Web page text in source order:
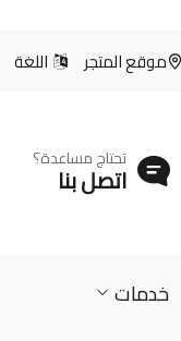
موقع المتجر اللغة
تحتاج مساعدة؟
اتصل بنا
خدمات